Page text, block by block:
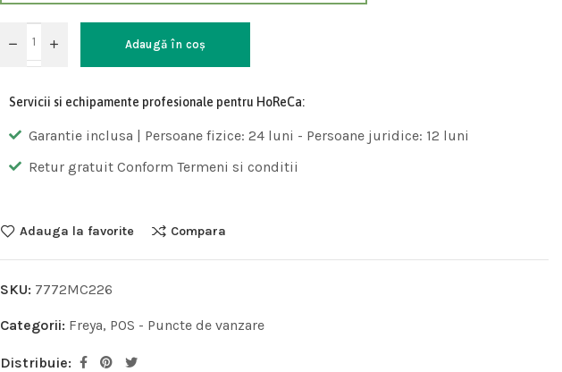
Adaugă în coș
Servicii si echipamente profesionale pentru HoReCa:
Garantie inclusa | Persoane fizice: 24 luni - Persoane juridice: 12 luni
Retur gratuit Conform Termeni si conditii
Adauga la favorite Compara
SKU: 7772MC226
Categorii: Freya, POS - Puncte de vanzare
Distribuie: